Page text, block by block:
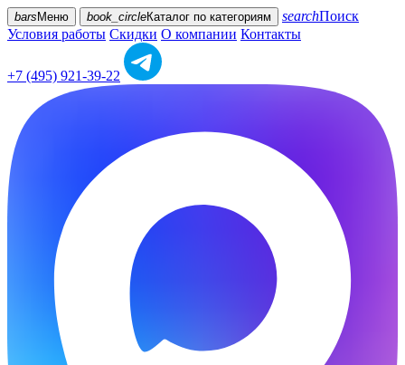
bars Меню book_circleКаталог по категориям searchПоиск
Условия работы Скидки О компании Контакты
+7 (495) 921-39-22